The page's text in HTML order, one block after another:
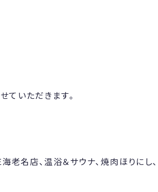
いただきます。
老名店、温浴＆サウナ、焼肉ほりに